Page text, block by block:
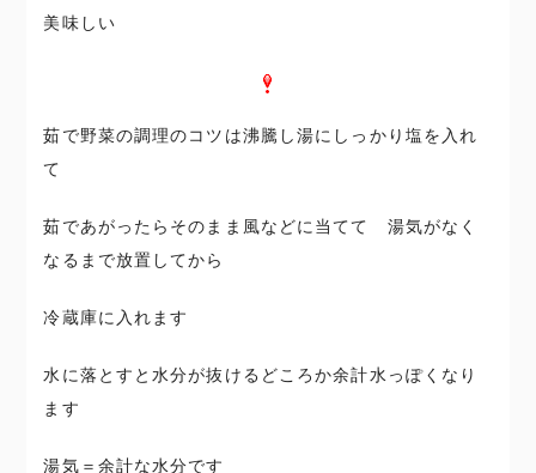
美味しい
茹で野菜の調理のコツは沸騰し湯にしっかり塩を入れ
て
茹であがったらそのまま風などに当てて 湯気がなく
なるまで放置してから
冷蔵庫に入れます
水に落とすと水分が抜けるどころか余計水っぽくなり
ます
湯気＝余計な水分です